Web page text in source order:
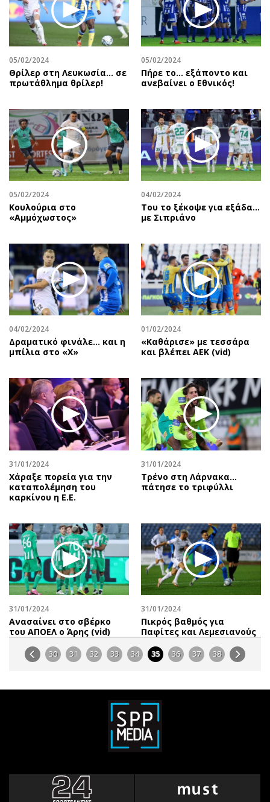
05/02/2024
Θρίλερ στη Λευκωσία... σε
πρωτάθλημα θρίλερ!
05/02/2024
Πήρε το… εξάποντο και
ανεβαίνει ο Εθνικός!
05/02/2024
Κουλούρια στο
«Αμμόχωστος»
04/02/2024
Του το ξέκοψε για εξάδα…
με Σιπριάνο
04/02/2024
Δραματικό φινάλε… και η
μπίλια στο «Χ»
01/02/2024
«Καθάρισε» με τεσσάρα
και βλέπει ΑΕΚ (vid)
31/01/2024
Χάραξε πορεία για την
καταπολέμηση του
καρκίνου η Ε.Ε.
31/01/2024
Τρένο στη Λάρνακα…
πάτησε το τριφύλλι
31/01/2024
Aνασαίνει στο σβέρκο
του ΑΠΟΕΛ o Άρης (vid)
31/01/2024
Πικρός βαθμός για
Παφίτες και Λεμεσιανούς
30 31 32 33 34 35 36 37 38